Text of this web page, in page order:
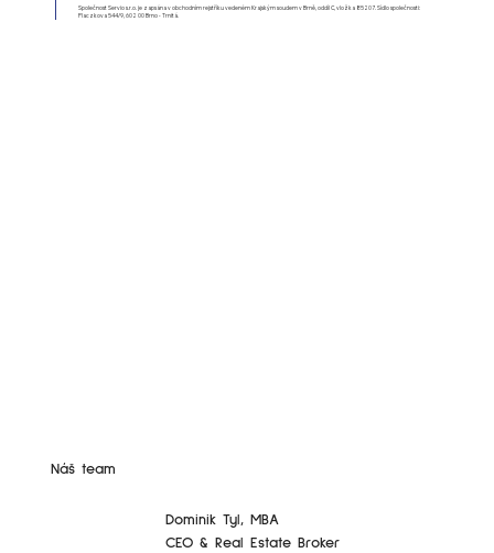
Náš team
Dominik Tyl, MBA
CEO & Real Estate Broker
​Společnost Servio s.r.o. je zapsána v obchodním rejstříku vedeném Krajským soudem v Brně, oddíl C, vložka 85207. Sídlo společnosti:
Placzkova 544/9, 602 00 Brno - Trnitá.